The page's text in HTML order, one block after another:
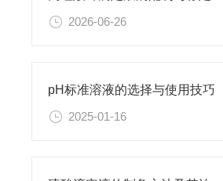
2026-06-26
pH标准溶液的选择与使用技巧
2025-01-16